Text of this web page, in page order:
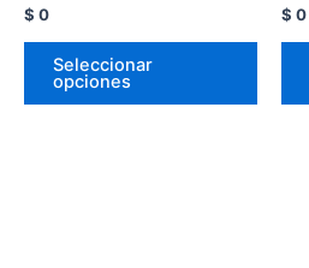
$ 0
Seleccionar
opciones
$ 0